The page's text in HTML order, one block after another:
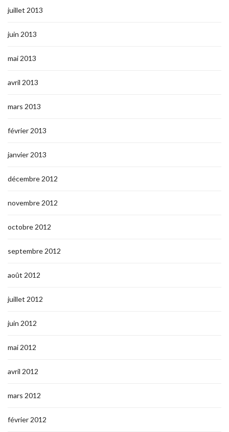
juillet 2013
juin 2013
mai 2013
avril 2013
mars 2013
février 2013
janvier 2013
décembre 2012
novembre 2012
octobre 2012
septembre 2012
août 2012
juillet 2012
juin 2012
mai 2012
avril 2012
mars 2012
février 2012